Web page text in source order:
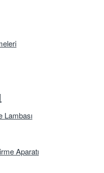
Lambası
Aparatı